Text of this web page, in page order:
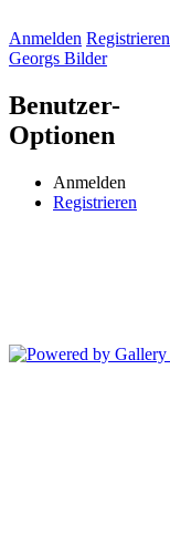
Anmelden Registrieren
Georgs Bilder
Benutzer-
Optionen
Anmelden
Registrieren